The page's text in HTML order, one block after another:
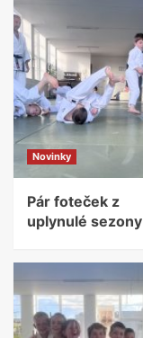
Novinky
Pár foteček z
uplynulé sezony